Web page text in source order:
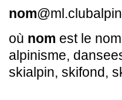
nom
où nom est le
alpinisme,
skialpin, skifond,